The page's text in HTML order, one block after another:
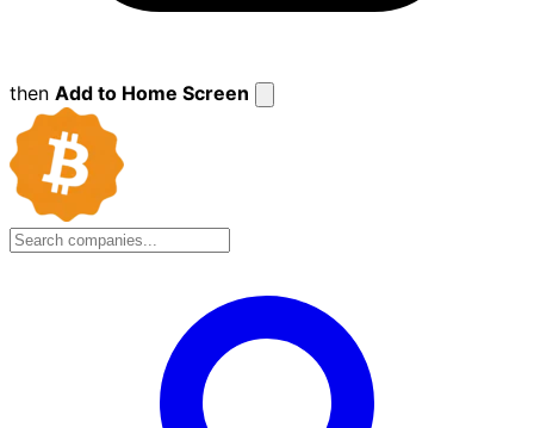
then Add to Home Screen